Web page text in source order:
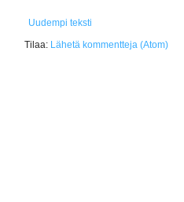
Uudempi teksti
Tilaa: Lähetä kommentteja (Atom)